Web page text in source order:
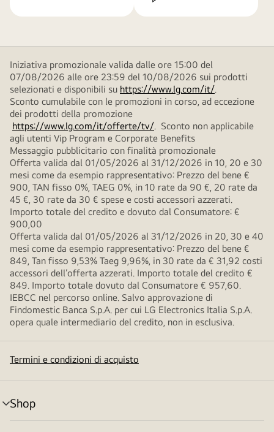
Iniziativa promozionale valida dalle ore 15:00 del
07/08/2026 alle ore 23:59 del 10/08/2026 sui prodotti
selezionati e disponibili su https://www.lg.com/it/.
Sconto cumulabile con le promozioni in corso, ad eccezione
dei prodotti della promozione
https://www.lg.com/it/offerte/tv/. Sconto non applicabile
agli utenti Vip Program e Corporate Benefits
Messaggio pubblicitario con finalità promozionale
Offerta valida dal 01/05/2026 al 31/12/2026 in 10, 20 e 30
mesi come da esempio rappresentativo: Prezzo del bene €
900, TAN fisso 0%, TAEG 0%, in 10 rate da 90 €, 20 rate da
45 €, 30 rate da 30 € spese e costi accessori azzerati.
Importo totale del credito e dovuto dal Consumatore: €
900,00
Offerta valida dal 01/05/2026 al 31/12/2026 in 20, 30 e 40
mesi come da esempio rappresentativo: Prezzo del bene €
849, Tan fisso 9,53% Taeg 9,96%, in 30 rate da € 31,92 costi
accessori dell’offerta azzerati. Importo totale del credito €
849. Importo totale dovuto dal Consumatore € 957,60.
IEBCC nel percorso online. Salvo approvazione di
Findomestic Banca S.p.A. per cui LG Electronics Italia S.p.A.
opera quale intermediario del credito, non in esclusiva.
Termini e condizioni di acquisto
Shop
Attivazione
menu